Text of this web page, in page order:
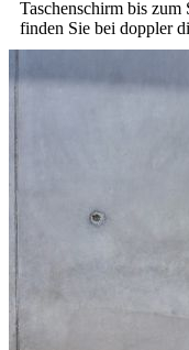
Taschenschirm bis
finden Sie bei doppler